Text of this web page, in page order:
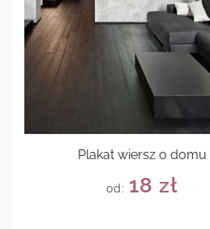
Plakat wiersz o domu
od: 18 zł